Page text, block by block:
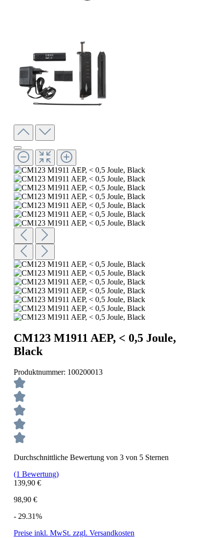
CM123 M1911 AEP, < 0,5 Joule,
Black
Produktnummer: 100200013
Durchschnittliche Bewertung von 3 von 5 Sternen
(1 Bewertung)
139,90 €
98,90 €
- 29.31%
Preise inkl. MwSt. zzgl. Versandkosten